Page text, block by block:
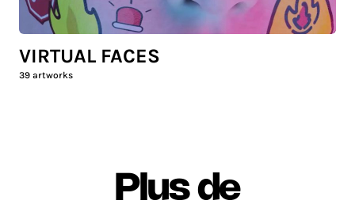
VIRTUAL FACES
39 artworks
Plus de